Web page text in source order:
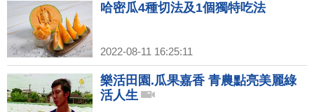
哈密瓜4種切法及1個獨特吃法
2022-08-11 16:25:11
樂活田園.瓜果嘉香 青農點亮美麗綠
活人生